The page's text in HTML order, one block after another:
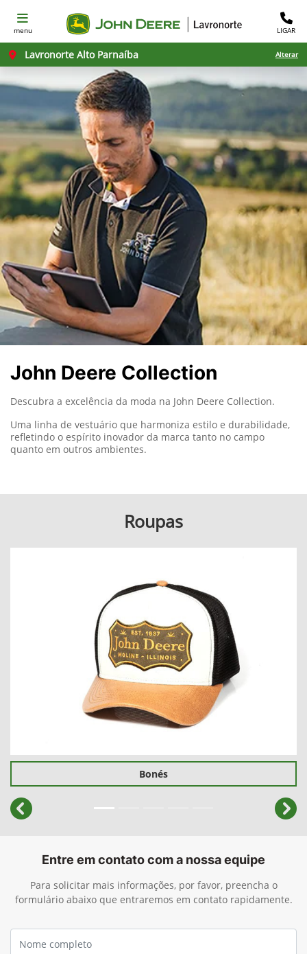
menu LIGAR
Lavronorte Alto Parnaíba Alterar
John Deere Collection
Descubra a excelência da moda na John Deere Collection.
Uma linha de vestuário que harmoniza estilo e durabilidade,
refletindo o espírito inovador da marca tanto no campo
quanto em outros ambientes.
Roupas
Bonés
templates.template-
Entre em contato com a nossa equipe
Para solicitar mais informações, por favor, preencha o
formulário abaixo que entraremos em contato rapidamente.